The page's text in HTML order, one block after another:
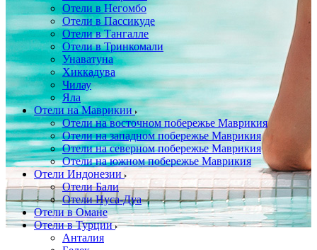
Отели в Негомбо
Отели в Пассикуде
Отели в Тангалле
Отели в Тринкомали
Унаватуна
Хиккадува
Чилау
Яла
Отели на Маврикии
Отели на восточном побережье Маврикия
Отели на западном побережье Маврикия
Отели на северном побережье Маврикия
Отели на южном побережье Маврикия
Отели Индонезии
Отели Бали
Отели Нуса-Дуа
Отели в Омане
Отели в Турции
Анталия